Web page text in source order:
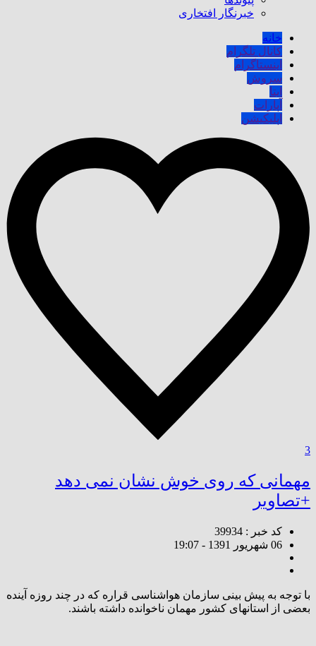
خبرنگار افتخاری
خانه
کانال تلگرام
اینستاگرام
سروش
ایتا
آپارات
اپلیکیشن
3
مهمانی که روی خوش نشان نمی دهد
+تصاویر
کد خبر : 39934
06 شهریور 1391 - 19:07
با توجه به پیش بینی سازمان هواشناسی قراره که در چند روزه آینده
بعضی از استانهای کشور مهمان ناخوانده داشته باشند.